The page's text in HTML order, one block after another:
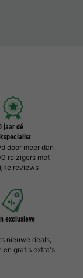
jaar dé
door meer dan
reizigers met
reviews
exclusieve
nieuwe deals,
en gratis extra's